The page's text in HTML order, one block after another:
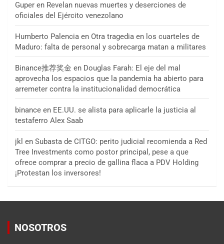
Guper en Revelan nuevas muertes y deserciones de
oficiales del Ejército venezolano
Humberto Palencia en Otra tragedia en los cuarteles de
Maduro: falta de personal y sobrecarga matan a militares
Binance推荐奖金 en Douglas Farah: El eje del mal
aprovecha los espacios que la pandemia ha abierto para
arremeter contra la institucionalidad democrática
binance en EE.UU. se alista para aplicarle la justicia al
testaferro Alex Saab
jkl en Subasta de CITGO: perito judicial recomienda a Red
Tree Investments como postor principal, pese a que
ofrece comprar a precio de gallina flaca a PDV Holding
¡Protestan los inversores!
NOSOTROS